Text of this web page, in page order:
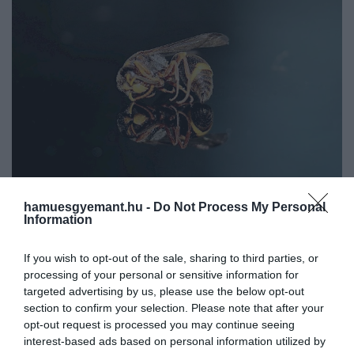
hamuesgyemant.hu - Do Not Process My Personal
Information
If you wish to opt-out of the sale, sharing to third parties, or
processing of your personal or sensitive information for
targeted advertising by us, please use the below opt-out
section to confirm your selection. Please note that after your
opt-out request is processed you may continue seeing
interest-based ads based on personal information utilized by
A méheket általában a virágokkal és a
nektárral azonosítjuk, ám létezik három
olyan faj, amely teljesen eltérő irányba
fejlődött. A Costa Rica környékén élő
keselyűméhek rothadó húsból is képesek
Ezek a Costa Rica-i méhek
kifejezetten döghús
fogyasztására…
TÓTH EMMA